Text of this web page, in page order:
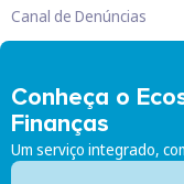
Conheça o
Finanças
Um serviço integrado,
Canal de Denúncias
Doutor Finanças, Lda